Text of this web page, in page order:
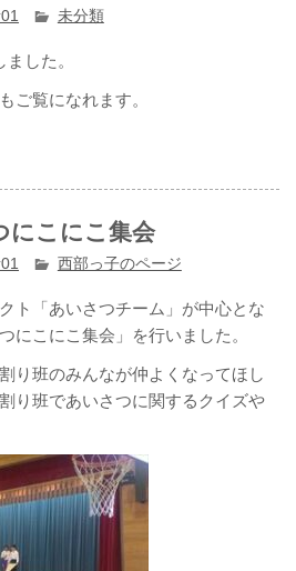
未分類
した。
ご覧になれます。
にこにこ集会
西部っ子のページ
ト「あいさつチーム」が中心とな
にこにこ集会」を行いました。
り班のみんなが仲よくなってほし
り班であいさつに関するクイズや